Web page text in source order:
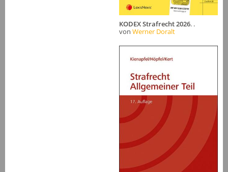
KODEX Strafrecht 2026. .
von Werner Doralt